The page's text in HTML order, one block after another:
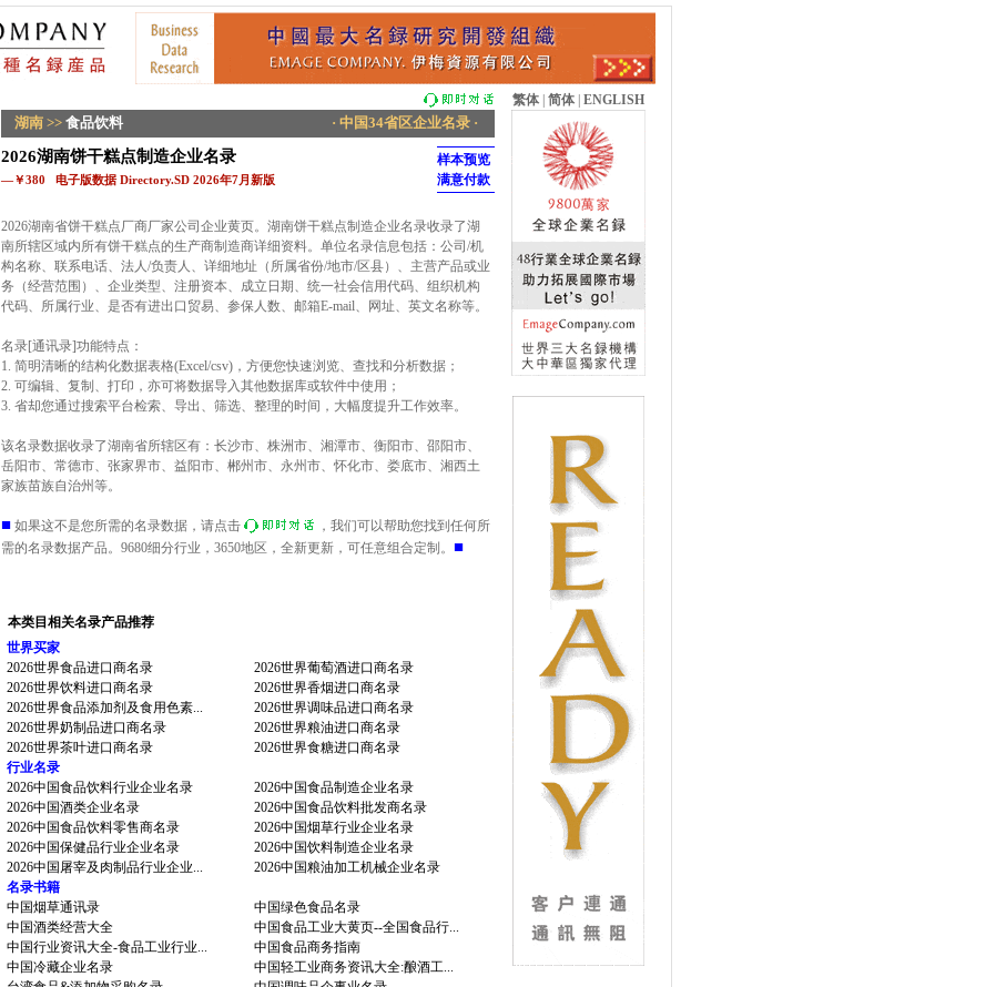
繁体 简体 ENGLISH
湖南 >> 食品饮料 · 中国34省区企业名录 ·
2026湖南饼干糕点制造企业名录
—￥380 电子版数据 Directory.SD 2026年7月新版
样本预览
满意付款
2026湖南省饼干糕点厂商厂家公司企业黄页。湖南饼干糕点制造企业名录收录了湖
南所辖区域内所有饼干糕点的生产商制造商详细资料。单位名录信息包括：公司/机
构名称、联系电话、法人/负责人、详细地址（所属省份/地市/区县）、主营产品或业
务（经营范围）、企业类型、注册资本、成立日期、统一社会信用代码、组织机构
代码、所属行业、是否有进出口贸易、参保人数、邮箱E-mail、网址、英文名称等。
名录[通讯录]功能特点：
1. 简明清晰的结构化数据表格(Excel/csv)，方便您快速浏览、查找和分析数据；
2. 可编辑、复制、打印，亦可将数据导入其他数据库或软件中使用；
3. 省却您通过搜索平台检索、导出、筛选、整理的时间，大幅度提升工作效率。
该名录数据收录了湖南省所辖区有：长沙市、株洲市、湘潭市、衡阳市、邵阳市、
岳阳市、常德市、张家界市、益阳市、郴州市、永州市、怀化市、娄底市、湘西土
家族苗族自治州等。
■ 如果这不是您所需的名录数据，请点击
，我们可以帮助您找到任何所
需的名录数据产品。9680细分行业，3650地区，全新更新，可任意组合定制。 ■
本类目相关名录产品推荐
世界买家
2026世界食品进口商名录
2026世界葡萄酒进口商名录
2026世界饮料进口商名录
2026世界香烟进口商名录
2026世界食品添加剂及食用色素...
2026世界调味品进口商名录
2026世界奶制品进口商名录
2026世界粮油进口商名录
2026世界茶叶进口商名录
2026世界食糖进口商名录
行业名录
2026中国食品饮料行业企业名录
2026中国食品制造企业名录
2026中国酒类企业名录
2026中国食品饮料批发商名录
2026中国食品饮料零售商名录
2026中国烟草行业企业名录
2026中国保健品行业企业名录
2026中国饮料制造企业名录
2026中国屠宰及肉制品行业企业...
2026中国粮油加工机械企业名录
名录书籍
中国烟草通讯录
中国绿色食品名录
中国酒类经营大全
中国食品工业大黄页--全国食品行...
中国行业资讯大全-食品工业行业...
中国食品商务指南
中国冷藏企业名录
中国轻工业商务资讯大全:酿酒工...